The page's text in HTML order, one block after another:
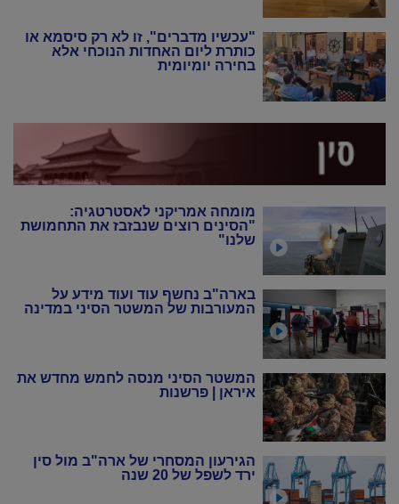
"עכשיו מדברים", זו לא רק סיסמא או
כותרת ליום האחדות הנוכחי אלא
בחירה יומיומית
מומחה אמריקני לאסטרטגיה:
"הסינים רוצים שנבזבז את התחמושת
שלנו"
בארה"ב נחשף עוד ועוד מידע על
המעורבות של המשטר הסיני במדינה
המשטר הסיני מנסה לחמש מחדש את
איראן | פרשנות
הגירעון המסחרי של ארה"ב מול סין
ירד לשפל של 20 שנה